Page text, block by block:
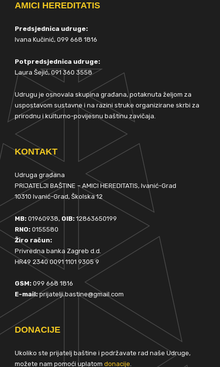
AMICI HEREDITATIS
Predsjednica udruge:
Ivana Kučinić, 099 668 1816
Potpredsjednica udruge:
Laura Šejić, 091 360 3558
Udrugu je osnovala skupina građana, potaknuta željom za
uspostavom sustavne i na razini struke organizirane skrbi za
prirodnu i kulturno-povijesnu baštinu zavičaja.
KONTAKT
Udruga građana
PRIJATELJI BAŠTINE – AMICI HEREDITATIS, Ivanić-Grad
10310 Ivanić-Grad, Školska 12
MB: 01960938, OIB: 12863650199
RNO: 0155580
Žiro račun:
Privredna banka Zagreb d.d.
HR49 2340 0091 1101 9305 9
GSM: 099 668 1816
E-mail:prijatelji.bastine@gmail.com
DONACIJE
Ukoliko ste prijatelj baštine i podržavate rad naše Udruge,
možete nam pomoći uplatom donacije.